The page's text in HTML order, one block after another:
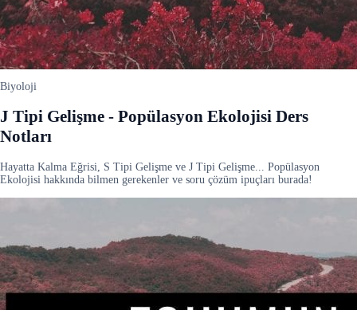
Biyoloji
J Tipi Gelişme - Popülasyon Ekolojisi Ders
Notları
Hayatta Kalma Eğrisi, S Tipi Gelişme ve J Tipi Gelişme... Popülasyon
Ekolojisi hakkında bilmen gerekenler ve soru çözüm ipuçları burada!